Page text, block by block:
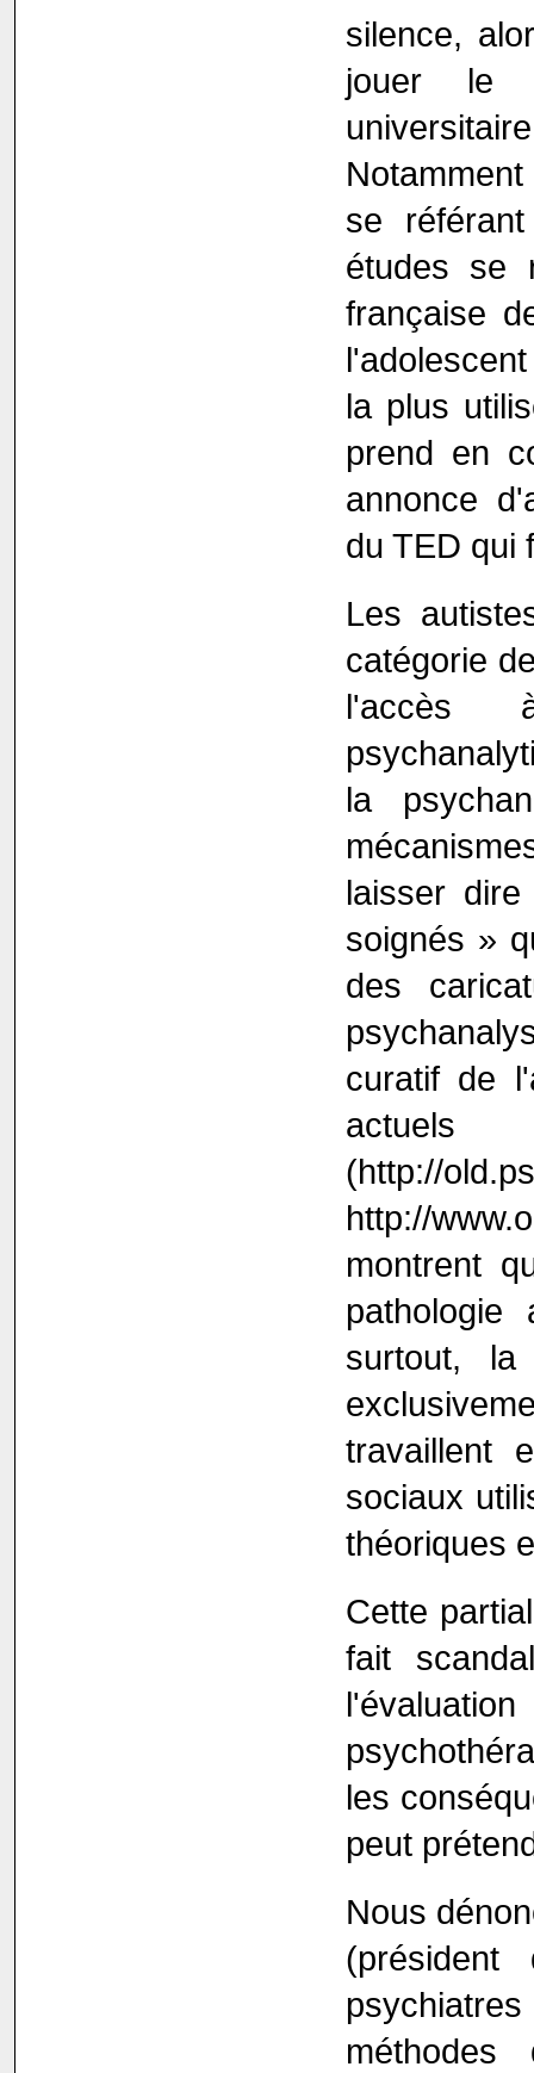
silence,
jouer le
se
études se
française
la plus
prend en
annonce
du TED qui
Les
catégorie
l'accès
la
laisser
soignés »
des
curatif de
(http://
http://
montrent
pathologie
surtout,
travaillent
sociaux
théoriques
Cette
fait
les
peut
Nous